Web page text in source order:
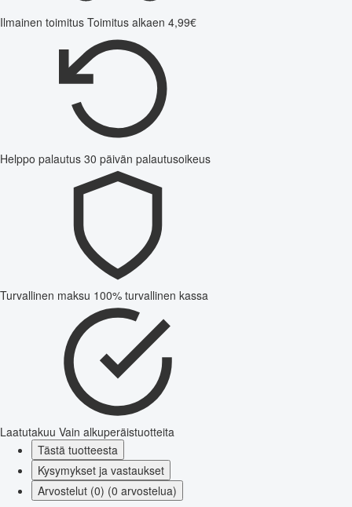
Ilmainen toimitus Toimitus alkaen 4,99€
Helppo palautus 30 päivän palautusoikeus
Turvallinen maksu 100% turvallinen kassa
Laatutakuu Vain alkuperäistuotteita
Tästä tuotteesta
Kysymykset ja vastaukset
Arvostelut (0) (0 arvostelua)